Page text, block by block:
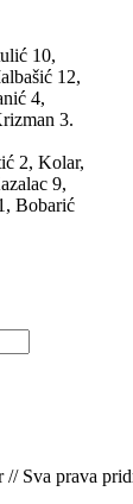
10,
12,
4,
3.
2, Kolar,
9,
Bobarić
Sva prava